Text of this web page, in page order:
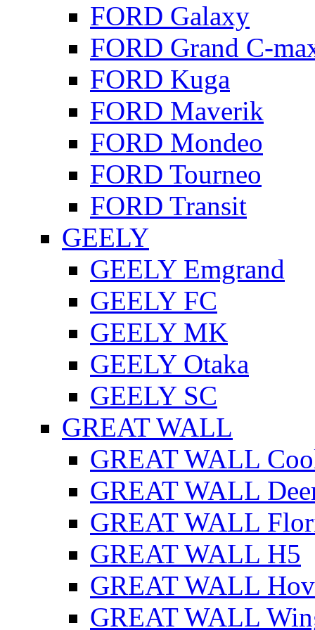
FORD Galaxy
FORD Grand C-
FORD Kuga
FORD Maverik
FORD Mondeo
FORD Tourneo
FORD Transit
GEELY
GEELY Emgrand
GEELY FC
GEELY MK
GEELY Otaka
GEELY SC
GREAT WALL
GREAT WALL
GREAT WALL
GREAT WALL
GREAT WALL H5
GREAT WALL
GREAT WALL